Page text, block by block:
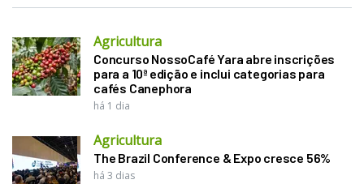
Agricultura
Concurso NossoCafé Yara abre inscrições
para a 10ª edição e inclui categorias para
cafés Canephora
há 1 dia
Agricultura
The Brazil Conference & Expo cresce 56%
há 3 dias